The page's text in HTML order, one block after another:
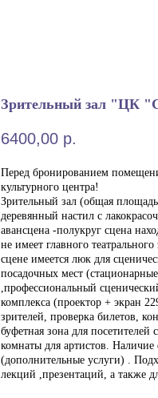
Зрительный зал "ЦК
6400,00 р.
Перед бронированием
культурного центра!
Зрительный зал (общая
деревянный настил с
авансцена -полукруг сцена
не имеет главного
сцене имеется люк для
посадочных мест
,профессиональный
комплекса (проектор + экран
зрителей, проверка билетов,
буфетная зона для
комнаты для артистов.
(дополнительные услуги) .
лекций ,презентаций, а также